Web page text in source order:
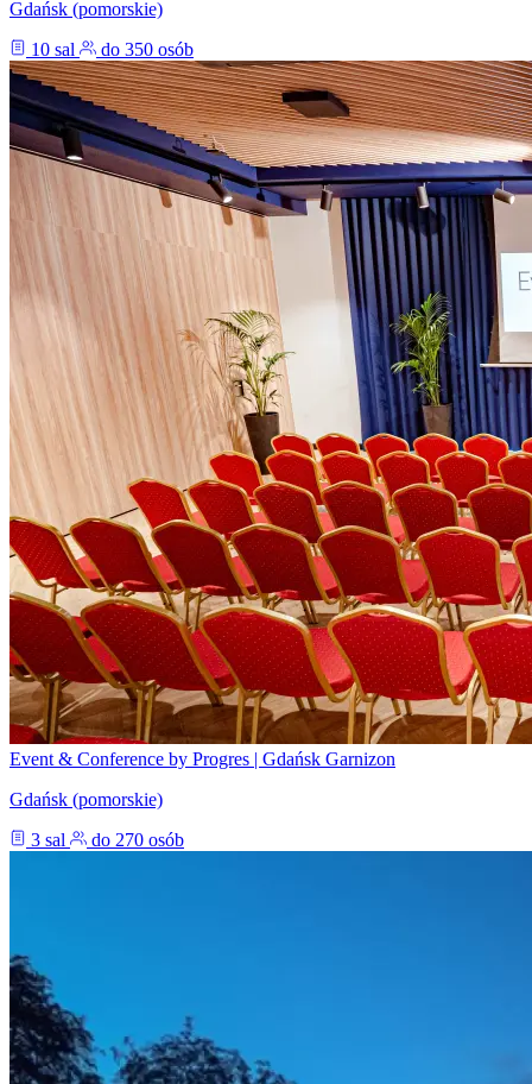
Gdańsk (pomorskie)
10 sal
do 350 osób
Event & Conference by Progres | Gdańsk Garnizon
Gdańsk (pomorskie)
3 sal
do 270 osób